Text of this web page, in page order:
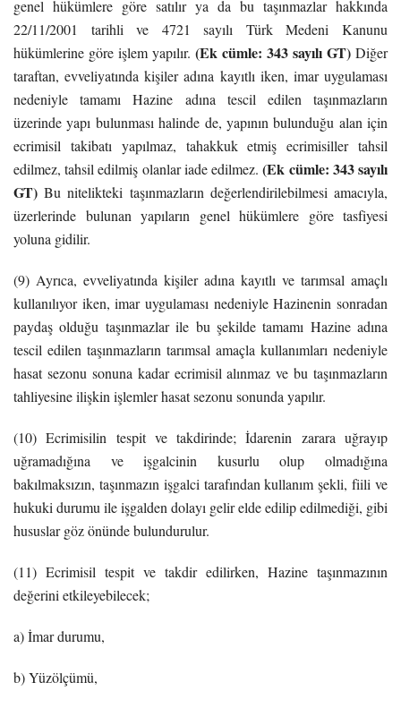
genel hükümlere göre satılır ya da bu taşınmazlar hakkında
22/11/2001 tarihli ve 4721 sayılı Türk Medeni Kanunu
hükümlerine göre işlem yapılır. (Ek cümle: 343 sayılı GT) Diğer
taraftan, evveliyatında kişiler adına kayıtlı iken, imar uygulaması
nedeniyle tamamı Hazine adına tescil edilen taşınmazların
üzerinde yapı bulunması halinde de, yapının bulunduğu alan için
ecrimisil takibatı yapılmaz, tahakkuk etmiş ecrimisiller tahsil
edilmez, tahsil edilmiş olanlar iade edilmez.(Ek cümle: 343 sayılı
GT)Bu nitelikteki taşınmazların değerlendirilebilmesi amacıyla,
üzerlerinde bulunan yapıların genel hükümlere göre tasfiyesi
yoluna gidilir.
(9) Ayrıca, evveliyatında kişiler adına kayıtlı ve tarımsal amaçlı
kullanılıyor iken, imar uygulaması nedeniyle Hazinenin sonradan
paydaş olduğu taşınmazlar ile bu şekilde tamamı Hazine adına
tescil edilen taşınmazların tarımsal amaçla kullanımları nedeniyle
hasat sezonu sonuna kadar ecrimisil alınmaz ve bu taşınmazların
tahliyesine ilişkin işlemler hasat sezonu sonunda yapılır.
(10) Ecrimisilin tespit ve takdirinde; İdarenin zarara uğrayıp
uğramadığına ve işgalcinin kusurlu olup olmadığına
bakılmaksızın, taşınmazın işgalci tarafından kullanım şekli, fiili ve
hukuki durumu ile işgalden dolayı gelir elde edilip edilmediği, gibi
hususlar göz önünde bulundurulur.
(11) Ecrimisil tespit ve takdir edilirken, Hazine taşınmazının
değerini etkileyebilecek;
a) İmar durumu,
b) Yüzölçümü,